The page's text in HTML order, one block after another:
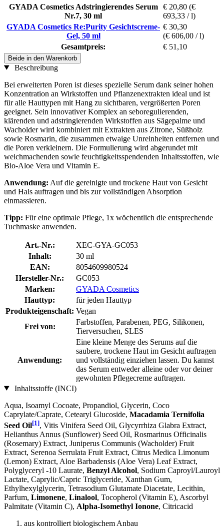
GYADA Cosmetics Adstringierendes Serum
Nr.7, 30 ml
€ 20,80 (€
693,33 / l)
GYADA Cosmetics Re:Purity Gesichtscreme-
Gel, 50 ml
€ 30,30
(€ 606,00 / l)
Gesamtpreis:
€ 51,10
Beide in den Warenkorb
Beschreibung
Bei erweiterten Poren ist dieses spezielle Serum dank seiner hohen
Konzentration an Wirkstoffen und Pflanzenextrakten ideal und ist
für alle Hauttypen mit Hang zu sichtbaren, vergrößerten Poren
geeignet. Sein innovativer Komplex an seboregulierenden,
klärenden und adstringierenden Wirkstoffen aus Sägepalme und
Wacholder wird kombiniert mit Extrakten aus Zitrone, Süßholz
sowie Rosmarin, die zusammen etwaige Unreinheiten entfernen und
die Poren verkleinern. Die Formulierung wird abgerundet mit
weichmachenden sowie feuchtigkeitsspendenden Inhaltsstoffen, wie
Bio-Aloe Vera und Vitamin E.
Anwendung: Auf die gereinigte und trockene Haut von Gesicht
und Hals auftragen und bis zur vollständigen Absorption
einmassieren.
Tipp: Für eine optimale Pflege, 1x wöchentlich die entsprechende
Tuchmaske anwenden.
Art.-Nr.:
XEC-GYA-GC053
Inhalt:
30 ml
EAN:
8054609980524
Hersteller-Nr.:
GC053
Marken:
GYADA Cosmetics
Hauttyp:
für jeden Hauttyp
Produkteigenschaft: Vegan
Frei von:
Farbstoffen, Parabenen, PEG, Silikonen,
Tierversuchen, SLES
Anwendung:
Eine kleine Menge des Serums auf die
saubere, trockene Haut im Gesicht auftragen
und vollständig einziehen lassen. Du kannst
das Serum entweder alleine oder vor deiner
gewohnten Pflegecreme auftragen.
Inhaltsstoffe (INCI)
Aqua, Isoamyl Cocoate, Propandiol, Glycerin, Coco
Caprylate/Caprate, Cetearyl Glucoside, Macadamia Ternifolia
Seed Oil[1], Vitis Vinifera Seed Oil, Glycyrrhiza Glabra Extract,
Helianthus Annus (Sunflower) Seed Oil, Rosmarinus Officinalis
(Rosemary) Extract, Juniperus Communis (Wacholder) Fruit
Extract, Serenoa Serrulata Fruit Extract, Citrus Medica Limonum
(Lemon) Extract, Aloe Barbadensis (Aloe Vera) Leaf Extract,
Polyglyceryl -10 Laurate, Benzyl Alcohol, Sodium Caproyl/Lauroyl
Lactate, Caprylic/Capric Triglyceride, Xanthan Gum,
Ethylhexylglycerin, Tetrasodium Glutamate Diacetate, Lecithin,
Parfum, Limonene, Linalool, Tocopherol (Vitamin E), Ascorbyl
Palmitate (Vitamin C), Alpha-Isomethyl Ionone, Citricacid
aus kontrolliert biologischem Anbau